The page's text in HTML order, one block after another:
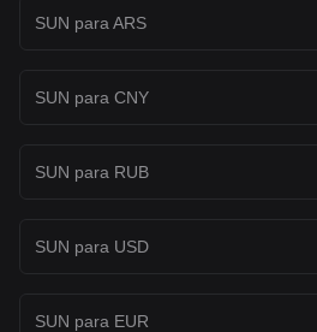
SUN para ARS
SUN para CNY
SUN para RUB
SUN para USD
SUN para EUR